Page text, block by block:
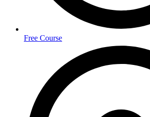
Free Course